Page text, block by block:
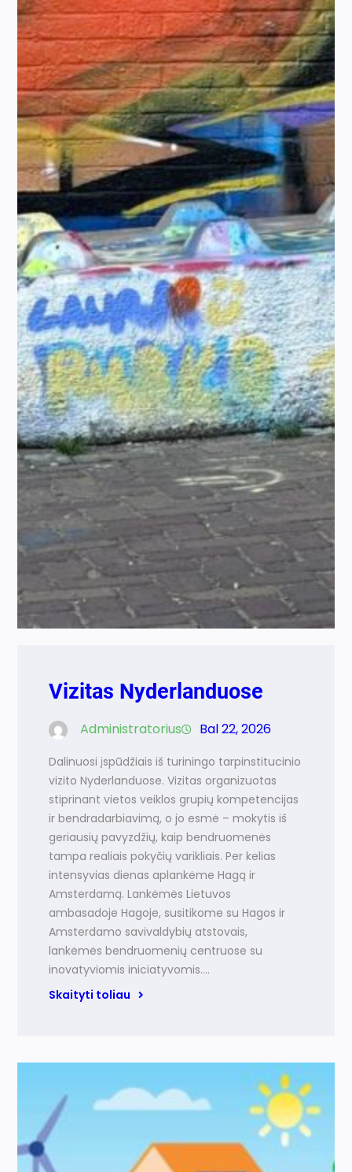
Vizitas Nyderlanduose
Administratorius Bal 22, 2026
Dalinuosi įspūdžiais iš turiningo tarpinstitucinio
vizito Nyderlanduose. Vizitas organizuotas
stiprinant vietos veiklos grupių kompetencijas
ir bendradarbiavimą, o jo esmė – mokytis iš
geriausių pavyzdžių, kaip bendruomenės
tampa realiais pokyčių varikliais. Per kelias
intensyvias dienas aplankėme Hagą ir
Amsterdamą. Lankėmės Lietuvos
ambasadoje Hagoje, susitikome su Hagos ir
Amsterdamo savivaldybių atstovais,
lankėmės bendruomenių centruose su
inovatyviomis iniciatyvomis.…
Skaityti toliau